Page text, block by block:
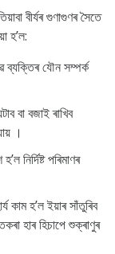
বীৰ্যৰ গুণাগুণৰ সৈতে
হ’ল:
ব্যক্তিৰ যৌন সম্পৰ্ক
বা বজাই ৰাখিব
।
নিৰ্দিষ্ট পৰিমাণৰ
কাম হ’ল ইয়াৰ সাঁতুৰিব
হাৰ হিচাপে শুক্ৰাণুৰ